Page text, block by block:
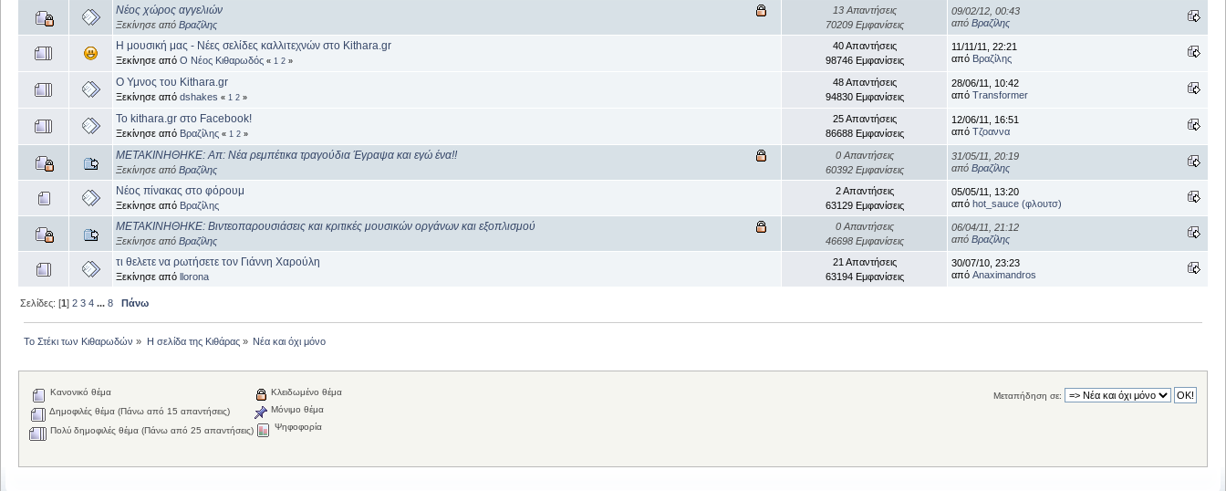
Νέος χώρος αγγελιών
Ξεκίνησε από Βραζίλης
13 Απαντήσεις
70209 Εμφανίσεις
09/02/12, 00:43
από Βραζίλης
Η μουσική μας - Νέες σελίδες καλλιτεχνών στο Kithara.gr
Ξεκίνησε από Ο Νέος Κιθαρωδός « 1 2 »
40 Απαντήσεις
98746 Εμφανίσεις
11/11/11, 22:21
από Βραζίλης
Ο Υμνος του Kithara.gr
Ξεκίνησε από dshakes « 1 2 »
48 Απαντήσεις
94830 Εμφανίσεις
28/06/11, 10:42
από Transformer
Το kithara.gr στο Facebook!
Ξεκίνησε από Βραζίλης « 1 2 »
25 Απαντήσεις
86688 Εμφανίσεις
12/06/11, 16:51
από Τζοαννα
ΜΕΤΑΚΙΝΗΘΗΚΕ: Απ: Νέα ρεμπέτικα τραγούδια Έγραψα και εγώ ένα!!
Ξεκίνησε από Βραζίλης
0 Απαντήσεις
60392 Εμφανίσεις
31/05/11, 20:19
από Βραζίλης
Νέος πίνακας στο φόρουμ
Ξεκίνησε από Βραζίλης
2 Απαντήσεις
63129 Εμφανίσεις
05/05/11, 13:20
από hot_sauce (φλουτσ)
ΜΕΤΑΚΙΝΗΘΗΚΕ: Βιντεοπαρουσιάσεις και κριτικές μουσικών οργάνων και εξοπλισμού
Ξεκίνησε από Βραζίλης
0 Απαντήσεις
46698 Εμφανίσεις
06/04/11, 21:12
από Βραζίλης
τι θελετε να ρωτήσετε τον Γιάννη Χαρούλη
Ξεκίνησε από llorona
21 Απαντήσεις
63194 Εμφανίσεις
30/07/10, 23:23
από Anaximandros
Σελίδες: [1]2 3 4 ...8 Πάνω
Το Στέκι των Κιθαρωδών » Η σελίδα της Κιθάρας» Νέα και όχι μόνο
Μεταπήδηση σε:
Κανονικό θέμα
Δημοφιλές θέμα (Πάνω από 15 απαντήσεις)
Πολύ δημοφιλές θέμα (Πάνω από 25 απαντήσεις)
Κλειδωμένο θέμα
Μόνιμο θέμα
Ψηφοφορία